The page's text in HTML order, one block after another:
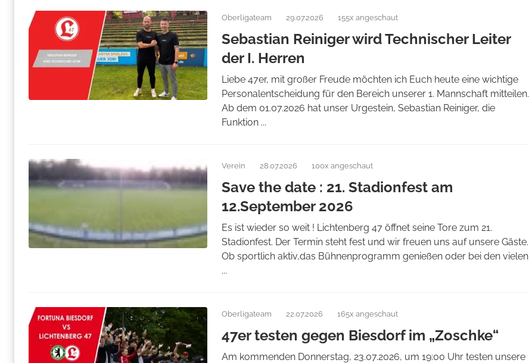
Oberligateam 29.07.2026 155x angeschaut
Sebastian Reiniger wird Technischer Leiter
der I. Herren
Liebe 47er, mit großer Freude möchten ich Euch heute eine wichtige
Personalentscheidung für den Bereich unserer 1. Mannschaft mitteilen.
Ab dem 01.07.2026 hat unser Urgestein, Sebastian Reiniger, die
Funktion ...
Verein 28.07.2026 100x angeschaut
Save the date : 21. Stadionfest am
12.September 2026
Es ist wieder so weit ! Lichtenberg 47 öffnet seine Tore zum 21.
Stadionfest. Der Termin steht fest und wir freuen uns auf unsere Gäste.
Ob sportlich aktiv,das Bühnenprogramm genießen oder bei den vielen
...
Oberligateam 22.07.2026 165x angeschaut
47er testen gegen Biesdorf im „Zoschke“
Am kommenden Donnerstag, 23.07.2026, um 19:00 Uhr testen unsere